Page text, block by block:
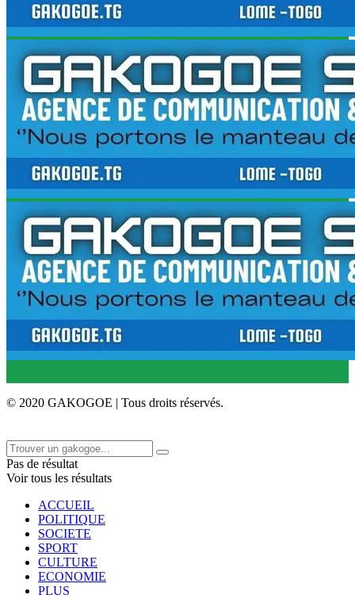
© 2020 GAKOGOE | Tous droits réservés.
Pas de résultat
Voir tous les résultats
ACCUEIL
POLITIQUE
SOCIETE
SPORT
CULTURE
ECONOMIE
PLUS